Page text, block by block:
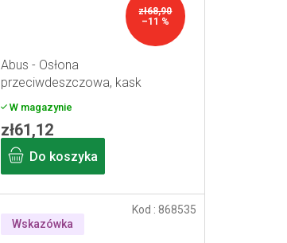
zł68,90
–11 %
Abus - Osłona
przeciwdeszczowa, kask
przeciwdeszczowy żółty
W magazynie
zł61,12
Do koszyka
Wskazówka
Kod : 868535